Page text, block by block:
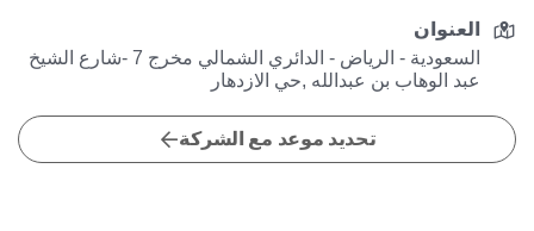
العنوان
السعودية - الرياض - الدائري الشمالي مخرج 7 -شارع الشيخ
عبد الوهاب بن عبدالله ,حي الازدهار
تحديد موعد مع الشركة